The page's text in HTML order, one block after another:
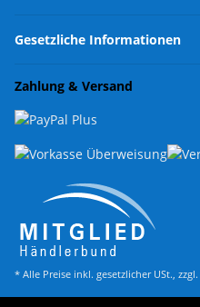
Gesetzliche Informationen
Zahlung & Versand
* Alle Preise inkl. gesetzlicher USt., zzgl.